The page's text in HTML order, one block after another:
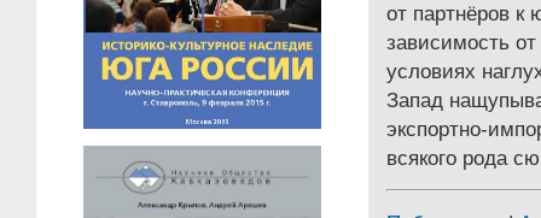
от партнёров к
зависимость
условиях
Запад
экспортно-
всякого рода